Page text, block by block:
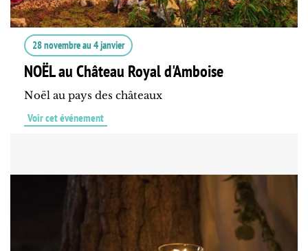
28 novembreau4 janvier
NOËL au Château Royal d'Amboise
Noël au pays des châteaux
Voir cet événement